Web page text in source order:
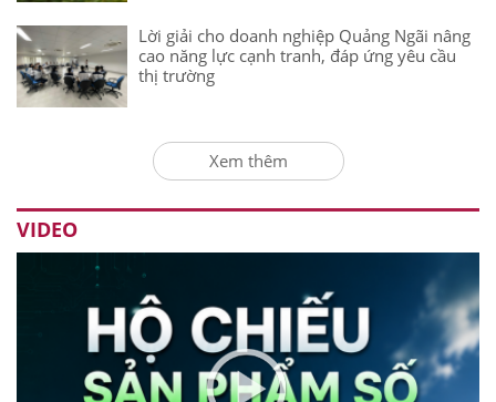
Lời giải cho doanh nghiệp Quảng Ngãi nâng
cao năng lực cạnh tranh, đáp ứng yêu cầu
thị trường
Xem thêm
VIDEO